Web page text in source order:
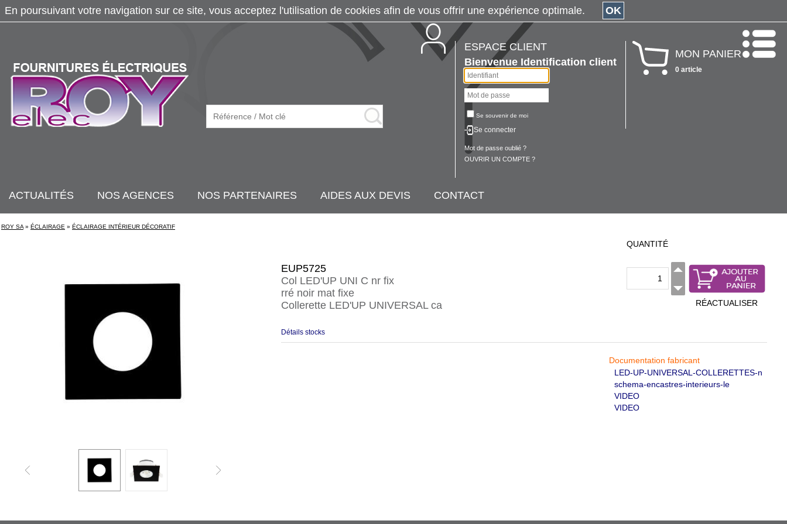
ESPACE CLIENT
Bienvenue Identification client
Se souvenir de moi
Se connecter
Mot de passe oublié ?
OUVRIR UN COMPTE ?
MON PANIER
0 article
ACTUALITÉS NOS AGENCES NOS PARTENAIRES AIDES AUX DEVIS CONTACT
ROY SA » ÉCLAIRAGE » ÉCLAIRAGE INTÉRIEUR DÉCORATIF
EUP5725
Col LED'UP UNI C nr fix
rré noir mat fixe
Collerette LED'UP UNIVERSAL ca
QUANTITÉ
RÉACTUALISER
Détails stocks
Documentation fabricant
LED-UP-UNIVERSAL-COLLERETTES-n
schema-encastres-interieurs-le
VIDEO
VIDEO
En poursuivant votre navigation sur ce site, vous acceptez l'utilisation de cookies afin de vous offrir une expérience optimale. OK